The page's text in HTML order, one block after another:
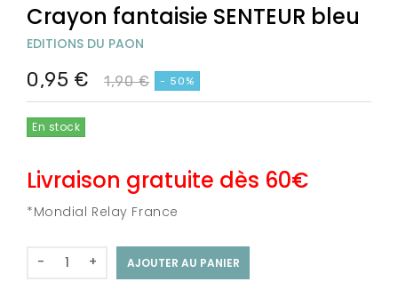
Crayon fantaisie SENTEUR bleu
EDITIONS DU PAON
0,95 € 1,90 € - 50%
En stock
Livraison gratuite dès 60€
*Mondial Relay France
+
- AJOUTER AU PANIER